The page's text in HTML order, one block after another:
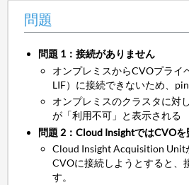
問題
問題 1：接続がありません
オンプレミスからCVOプライ
LIF）に接続できないため、
オンプレミスのクラスタに対
が「利用不可」と表示される
問題 2：Cloud InsightではCVO
Cloud Insight Acquisition Unit
CVOに接続しようとすると、
す。